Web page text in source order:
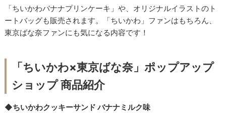
「ちいかわバナナプリンケーキ」や、オリジナルイラストのト
ートバッグも販売されます。「ちいかわ」ファンはもちろん、
東京ばな奈ファンにも気になる内容です！
「ちいかわ×東京ばな奈」ポップアップ
ショップ 商品紹介
◆ちいかわクッキーサンド バナナミルク味